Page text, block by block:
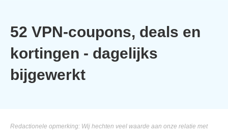
52 VPN-coupons, deals en
kortingen - dagelijks
bijgewerkt
Redactionele opmerking: Wij hechten veel waarde aan onze relatie met